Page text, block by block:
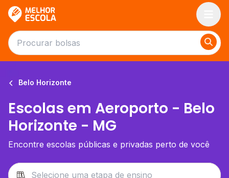
Belo Horizonte
Escolas em Aeroporto - Belo
Horizonte - MG
Encontre escolas públicas e privadas perto de você